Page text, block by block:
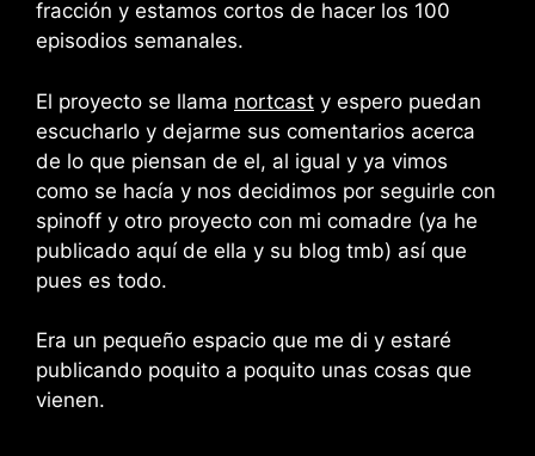
fracción y estamos cortos de hacer los 100
episodios semanales.
El proyecto se llama nortcast y espero puedan
escucharlo y dejarme sus comentarios acerca
de lo que piensan de el, al igual y ya vimos
como se hacía y nos decidimos por seguirle con
spinoff y otro proyecto con mi comadre (ya he
publicado aquí de ella y su blog tmb) así que
pues es todo.
Era un pequeño espacio que me di y estaré
publicando poquito a poquito unas cosas que
vienen.